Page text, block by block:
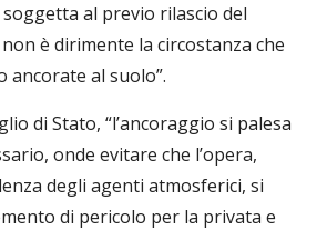
soggetta al previo rilascio del
è dirimente la circostanza che
al suolo”.
di Stato, “l’ancoraggio si palesa
onde evitare che l’opera,
degli agenti atmosferici, si
di pericolo per la privata e